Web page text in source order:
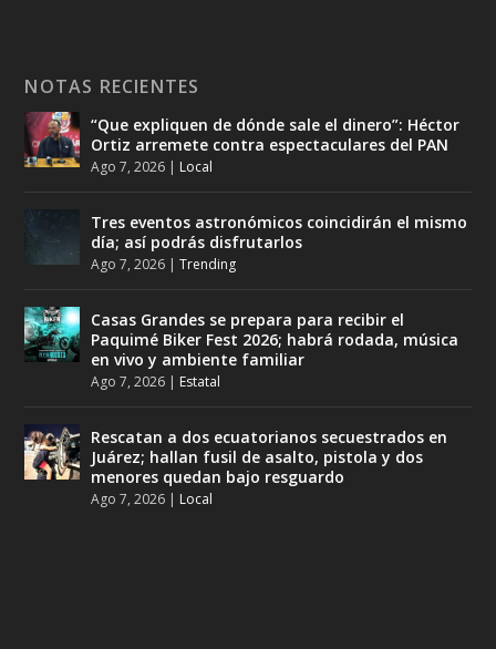
NOTAS RECIENTES
“Que expliquen de dónde sale el dinero”: Héctor
Ortiz arremete contra espectaculares del PAN
Ago 7, 2026 | Local
Tres eventos astronómicos coincidirán el mismo
día; así podrás disfrutarlos
Ago 7, 2026 |Trending
Casas Grandes se prepara para recibir el
Paquimé Biker Fest 2026; habrá rodada, música
en vivo y ambiente familiar
Ago 7, 2026 | Estatal
Rescatan a dos ecuatorianos secuestrados en
Juárez; hallan fusil de asalto, pistola y dos
menores quedan bajo resguardo
Ago 7, 2026 | Local